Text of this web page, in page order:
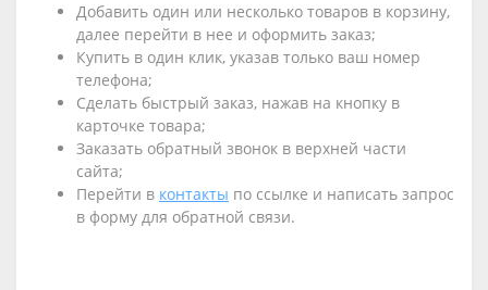
Добавить один или несколько товаров в корзину,
далее перейти в нее и оформить заказ;
Купить в один клик, указав только ваш номер
телефона;
Сделать быстрый заказ, нажав на кнопку в
карточке товара;
Заказать обратный звонок в верхней части
сайта;
Перейти в контакты по ссылке и написать запрос
в форму для обратной связи.